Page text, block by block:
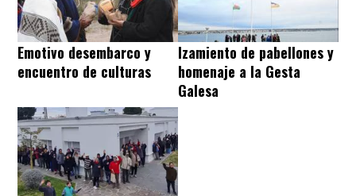
Emotivo desembarco y
encuentro de culturas
Izamiento de pabellones y
homenaje a la Gesta
Galesa